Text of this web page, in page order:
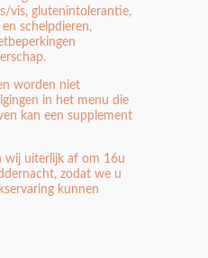
vis, glutenintolerantie,
schelpdieren,
worden niet
in het menu die
kan een supplement
wij uiterlijk af om 16u
zodat we u
kunnen